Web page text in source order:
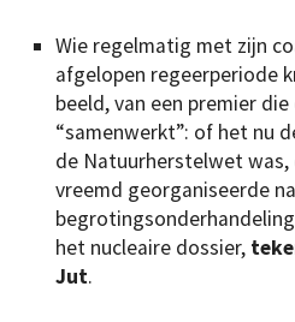
Wie regelmatig met zijn
afgelopen regeerperiode
beeld, van een premier
“samenwerkt”: of het nu
de Natuurherstelwet
vreemd georganiseerde
het nucleaire dossier,
Jut.